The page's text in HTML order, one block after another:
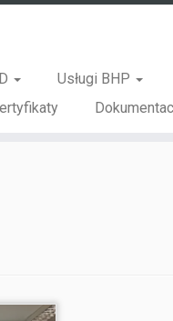
Usługi BHP